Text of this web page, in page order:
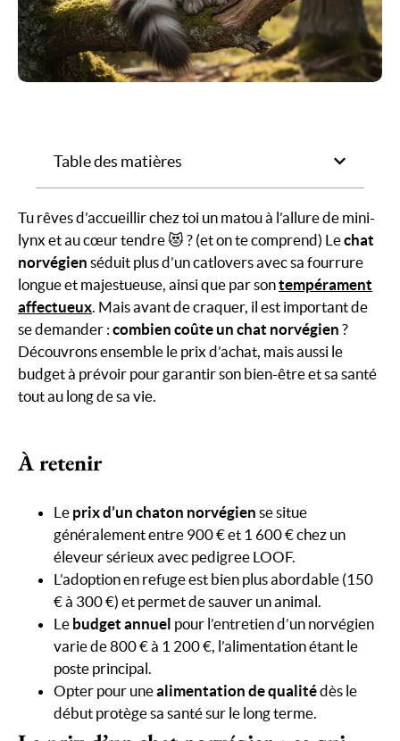
Table des matières
Tu rêves d’accueillir chez toi un matou à l’allure de mini-
lynx et au cœur tendre 😻 ? (et on te comprend) Lechat
norvégien séduit plus d’un catlovers avec sa fourrure
longue et majestueuse, ainsi que par sontempérament
affectueux. Mais avant de craquer, il est important de
se demander : combien coûte un chat norvégien ?
Découvrons ensemble le prix d’achat, mais aussi le
budget à prévoir pour garantir son bien-être et sa santé
tout au long de sa vie.
À retenir
Le prix d’un chaton norvégien se situe
généralement entre 900 € et 1 600 € chez un
éleveur sérieux avec pedigree LOOF.
L’adoption en refuge est bien plus abordable (150
€ à 300 €) et permet de sauver un animal.
Le budget annuel pour l’entretien d’un norvégien
varie de 800 € à 1 200 €, l’alimentation étant le
poste principal.
Opter pour unealimentation de qualitédès le
début protège sa santé sur le long terme.